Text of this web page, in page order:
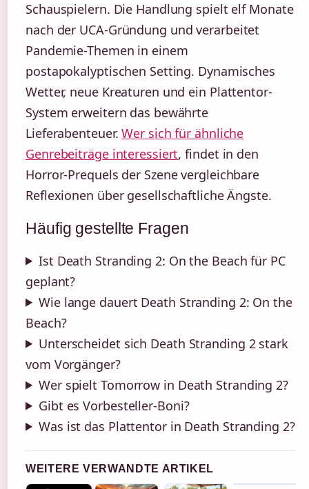
Schauspielern. Die Handlung spielt elf Monate
nach der UCA-Gründung und verarbeitet
Pandemie-Themen in einem
postapokalyptischen Setting. Dynamisches
Wetter, neue Kreaturen und ein Plattentor-
System erweitern das bewährte
Lieferabenteuer.Wer sich für ähnliche
Genrebeiträge interessiert, findet in den
Horror-Prequels der Szene vergleichbare
Reflexionen über gesellschaftliche Ängste.
Häufig gestellte Fragen
Ist Death Stranding 2: On the Beach für PC
geplant?
Wie lange dauert Death Stranding 2: On the
Beach?
Unterscheidet sich Death Stranding 2 stark
vom Vorgänger?
Wer spielt Tomorrow in Death Stranding 2?
Gibt es Vorbesteller-Boni?
Was ist das Plattentor in Death Stranding 2?
WEITERE VERWANDTE ARTIKEL